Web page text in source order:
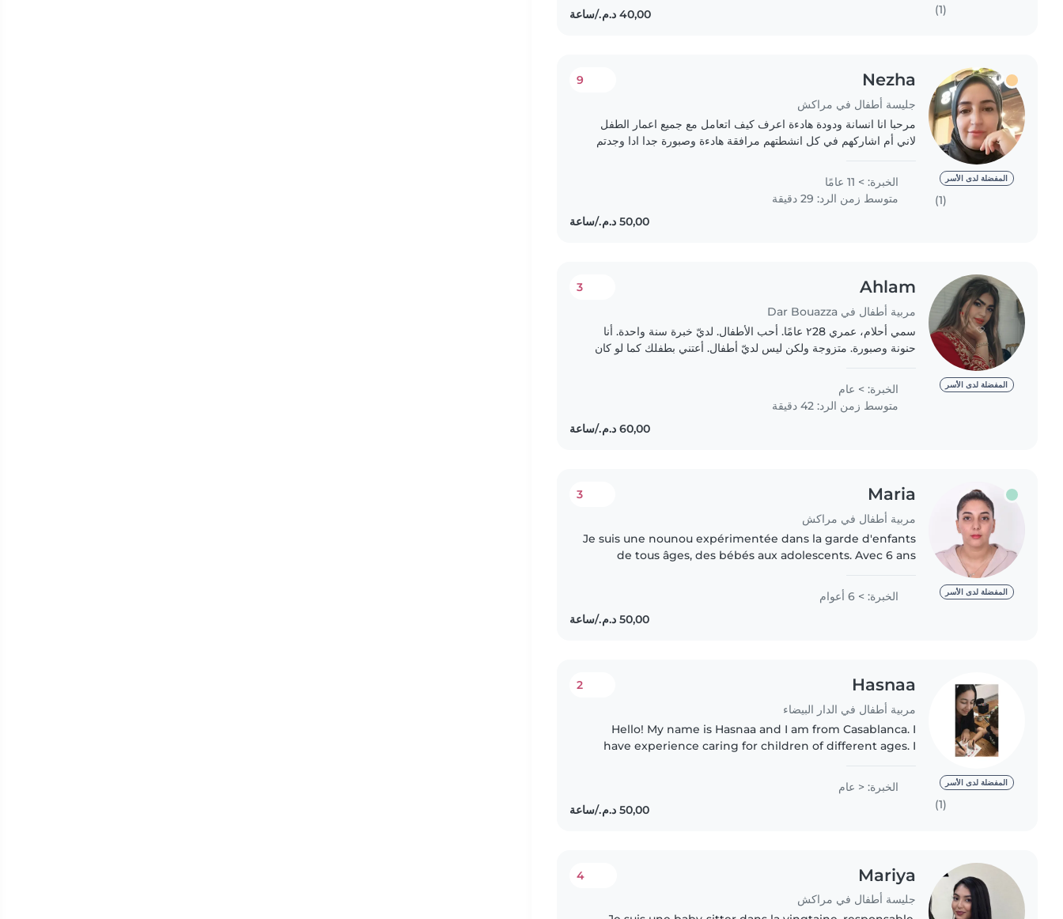
(1)
المفضلة لدى الأسر
(1)
Nezha
جليسة أطفال في مراكش
9
مرحبا انا انسانة ودودة هادءة اعرف كيف اتعامل مع جميع اعمار الطفل
لاني أم اشاركهم في كل انشطتهم مرافقة هادءة وصبورة جدا ادا وجدتم
الخبرة: > 11 عامًا
متوسط زمن الرد: 29 دقيقة
المفضلة لدى الأسر
Ahlam
مربية أطفال في Dar Bouazza
3
سمي أحلام، عمري ٢28 عامًا. أحب الأطفال. لديّ خبرة سنة واحدة. أنا
حنونة وصبورة. متزوجة ولكن ليس لديّ أطفال. أعتني بطفلك كما لو كان
الخبرة: > عام
متوسط زمن الرد: 42 دقيقة
المفضلة لدى الأسر
Maria
مربية أطفال في مراكش
3
Je suis une nounou expérimentée dans la garde d'enfants
de tous âges, des bébés aux adolescents. Avec 6 ans
parle couramment..
الخبرة: > 6 أعوام
المفضلة لدى الأسر
(1)
Hasnaa
مربية أطفال في الدار البيضاء
2
Hello! My name is Hasnaa and I am from Casablanca. I
have experience caring for children of different ages. I
الخبرة: < عام
Mariya
جليسة أطفال في مراكش
4